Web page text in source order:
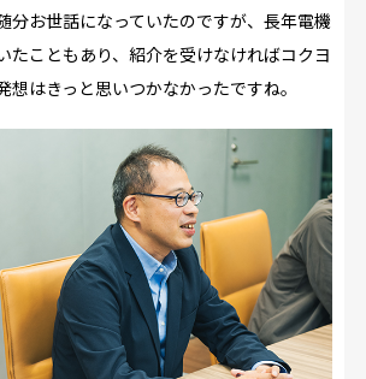
分お世話になっていたのですが、長年電機
たこともあり、紹介を受けなければコクヨ
想はきっと思いつかなかったですね。